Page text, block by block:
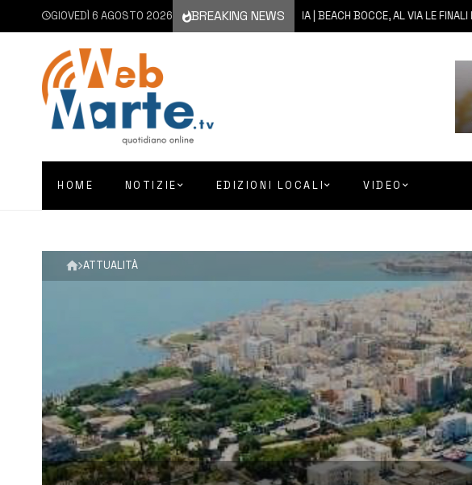
GIOVEDÌ 6 AGOSTO 2026 BREAKING NEWS
5 AGOSTO 2026 CATANIA | BEACH BOCCE, AL VIA LE FINALI
HOME NOTIZIE EDIZIONI LOCALI VIDEO
ATTUALITÀ